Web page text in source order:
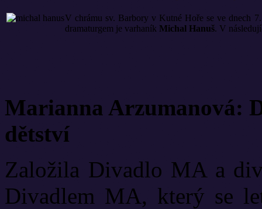
V chrámu sv. Barbory v Kutné Hoře se ve dnech
dramaturgem je varhaník Michal Hanuš. V
Marianna Arzumanová:
dětství
Založila Divadlo MA a
Divadlem MA, který se